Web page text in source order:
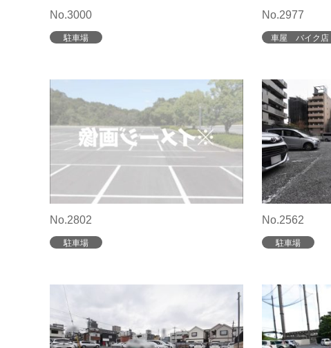
No.3000
駐車場
No.2977
車屋 バイク
No.2802
駐車場
No.2562
駐車場